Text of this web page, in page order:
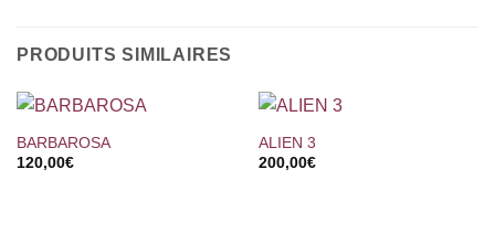
PRODUITS SIMILAIRES
BARBAROSA
120,00€
ALIEN 3
200,00€